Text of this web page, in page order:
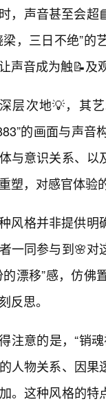
，声音甚至会超
梁，三日不绝”
声音成为触📝及
层次地💡，其
的画面与声音
与意识关系、以
塑，对感官体验
风格并非提供明
一同参与到🌸对
的漂移”感，仿
反思。
注意的是，“销
人物关系、因果
。这种风格的特